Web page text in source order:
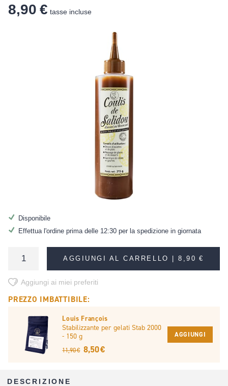
8,90 € tasse incluse
Disponibile
Effettua l'ordine prima delle 12:30 per la spedizione in giornata
AGGIUNGI AL CARRELLO |8,90 €
Aggiungi ai miei preferiti
PREZZO IMBATTIBILE:
Louis François
Stabilizzante per gelati Stab 2000
- 150 g
11,90 € 8,50 €
AGGIUNGI
DESCRIZIONE